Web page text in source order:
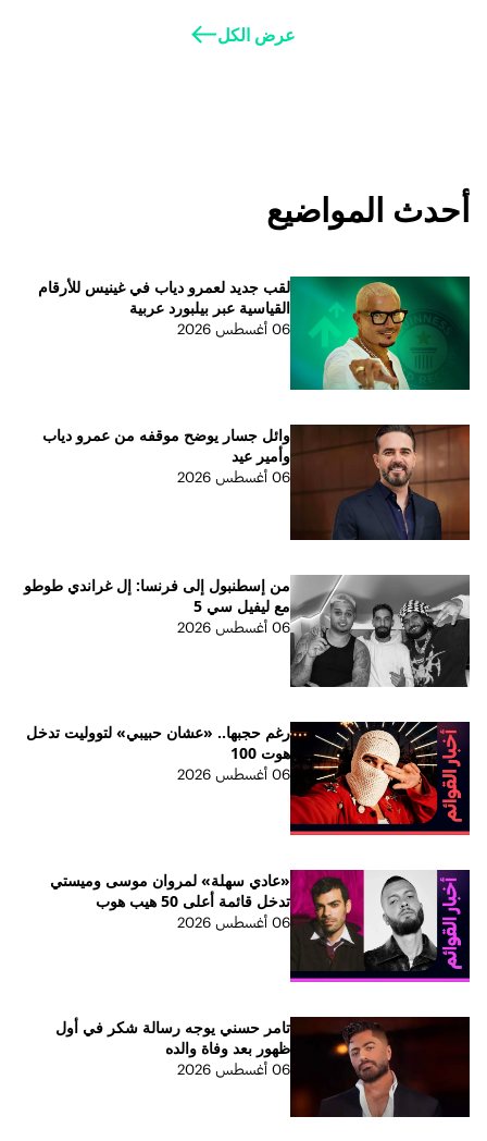
عرض الكل
أحدث المواضيع
لقب جديد لعمرو دياب في غينيس للأرقام
القياسية عبر بيلبورد عربية
06 أغسطس 2026
وائل جسار يوضح موقفه من عمرو دياب
وأمير عيد
06 أغسطس 2026
من إسطنبول إلى فرنسا: إل غراندي طوطو
مع ليفيل سي 5
06 أغسطس 2026
رغم حجبها.. «عشان حبيبي» لتووليت تدخل
هوت 100
06 أغسطس 2026
«عادي سهلة» لمروان موسى وميستي
تدخل قائمة أعلى 50 هيب هوب
06 أغسطس 2026
تامر حسني يوجه رسالة شكر في أول
ظهور بعد وفاة والده
06 أغسطس 2026